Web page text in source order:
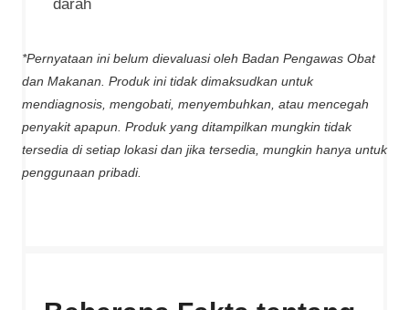
darah
*Pernyataan ini belum dievaluasi oleh Badan Pengawas Obat
dan Makanan. Produk ini tidak dimaksudkan untuk
mendiagnosis, mengobati, menyembuhkan, atau mencegah
penyakit apapun. Produk yang ditampilkan mungkin tidak
tersedia di setiap lokasi dan jika tersedia, mungkin hanya untuk
penggunaan pribadi.